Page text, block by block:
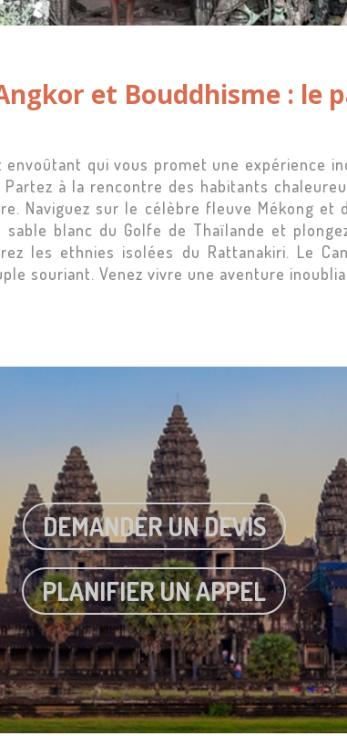
et Bouddhisme : le
qui vous promet une expérience
à la rencontre des habitants
Naviguez sur le célèbre fleuve Mékong et
blanc du Golfe de Thaïlande et
les ethnies isolées du Rattanakiri. Le
souriant. Venez vivre une aventure
DEMANDER UN DEVIS
PLANIFIER UN APPEL